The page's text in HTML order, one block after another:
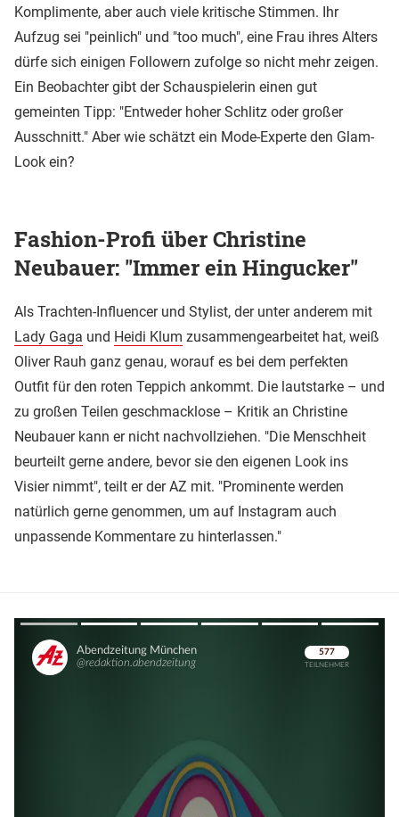
Komplimente, aber auch viele kritische Stimmen. Ihr
Aufzug sei "peinlich" und "too much", eine Frau ihres Alters
dürfe sich einigen Followern zufolge so nicht mehr zeigen.
Ein Beobachter gibt der Schauspielerin einen gut
gemeinten Tipp: "Entweder hoher Schlitz oder großer
Ausschnitt." Aber wie schätzt ein Mode-Experte den Glam-
Look ein?
Fashion-Profi über Christine
Neubauer: "Immer ein Hingucker"
Als Trachten-Influencer und Stylist, der unter anderem mit
Lady Gaga und Heidi Klum zusammengearbeitet hat, weiß
Oliver Rauh ganz genau, worauf es bei dem perfekten
Outfit für den roten Teppich ankommt. Die lautstarke – und
zu großen Teilen geschmacklose – Kritik an Christine
Neubauer kann er nicht nachvollziehen. "Die Menschheit
beurteilt gerne andere, bevor sie den eigenen Look ins
Visier nimmt", teilt er der AZ mit. "Prominente werden
natürlich gerne genommen, um auf Instagram auch
unpassende Kommentare zu hinterlassen."
Überspringen